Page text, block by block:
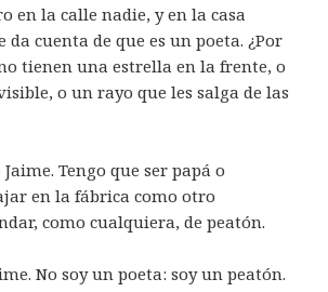
en la calle nadie, y en la casa
da cuenta de que es un poeta. ¿Por
tienen una estrella en la frente, o
o un rayo que les salga de las
Tengo que ser papá o
en la fábrica como otro
como cualquiera, de peatón.
No soy un poeta: soy un peatón.